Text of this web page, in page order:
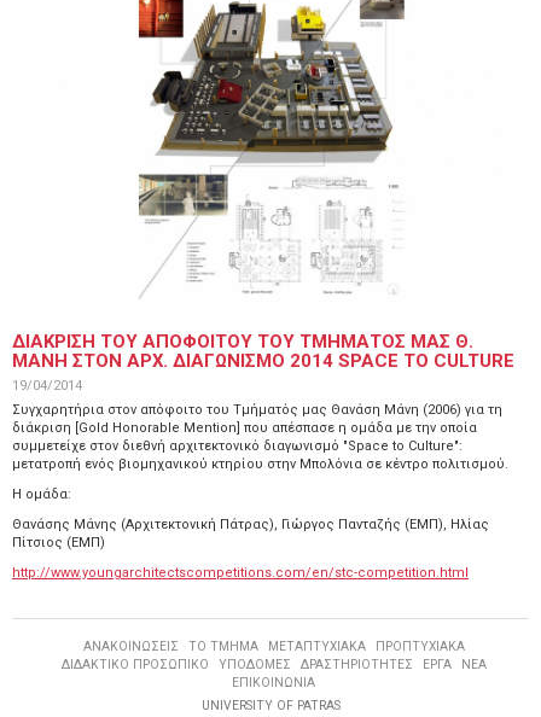
ΔΙΑΚΡΙΣΗ ΤΟΥ ΑΠΟΦΟΙΤΟΥ ΤΟΥ ΤΜΗΜΑΤΟΣ ΜΑΣ Θ.
ΜΑΝΗ ΣΤΟΝ ΑΡΧ. ΔΙΑΓΩΝΙΣΜΟ 2014 SPACE TO CULTURE
19/04/2014
Συγχαρητήρια στον απόφοιτο του Τμήματός μας Θανάση Μάνη (2006) για τη
διάκριση [Gold Honorable Mention] που απέσπασε η ομάδα με την οποία
συμμετείχε στον διεθνή αρχιτεκτονικό διαγωνισμό "Space to Culture":
μετατροπή ενός βιομηχανικού κτηρίου στην Μπολόνια σε κέντρο πολιτισμού.
Η ομάδα:
Θανάσης Μάνης (Αρχιτεκτονική Πάτρας), Γιώργος Πανταζής (ΕΜΠ), Ηλίας
Πίτσιος (ΕΜΠ)
http://www.youngarchitectscompetitions.com/en/stc-competition.html
ΑΝΑΚΟΙΝΩΣΕΙΣ ΤΟ ΤΜΗΜΑ ΜΕΤΑΠΤΥΧΙΑΚΑ
ΠΡΟΠΤΥΧΙΑΚΑ
ΔΙΔΑΚΤΙΚΟ ΠΡΟΣΩΠΙΚΟ
ΥΠΟΔΟΜΕΣ ΔΡΑΣΤΗΡΙΟΤΗΤΕΣ ΕΡΓΑ
ΝΕΑ
ΕΠΙΚΟΙΝΩΝΙΑ
UNIVERSITY OF PATRAS